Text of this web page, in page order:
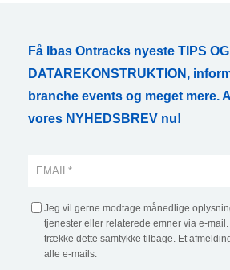
Få Ibas Ontracks nyeste TIPS OG
DATAREKONSTRUKTION,
branche events og meget mere.
vores NYHEDSBREV nu!
Jeg vil gerne modtage månedlige
tjenester eller relaterede emner via e-
trække dette samtykke tilbage. Et
alle e-mails.